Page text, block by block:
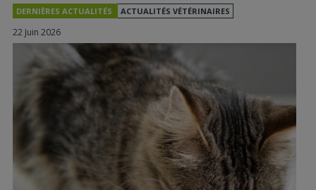
DERNIÈRES ACTUALITÉS ACTUALITÉS VÉTÉRINAIRES
22 Juin 2026